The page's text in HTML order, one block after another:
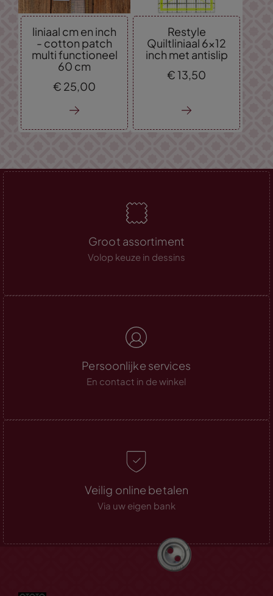
liniaal cm en inch
- cotton patch
multi functioneel
60 cm
€ 25, 00
Restyle
Quiltliniaal 6x12
inch met antislip
€13, 50
Groot assortiment
Volop keuze in dessins
Persoonlijke services
En contact in de winkel
Veilig online betalen
Via uw eigen bank